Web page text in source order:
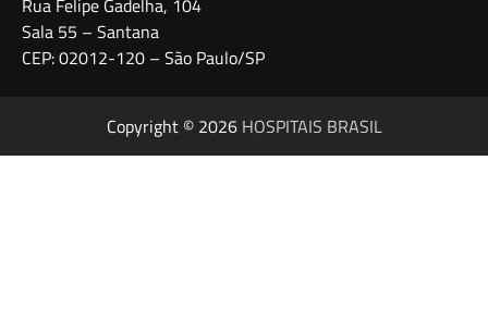
Rua Felipe Gadelha, 104
Sala 55 – Santana
CEP: 02012-120 – São Paulo/SP
Copyright © 2026 HOSPITAIS BRASIL